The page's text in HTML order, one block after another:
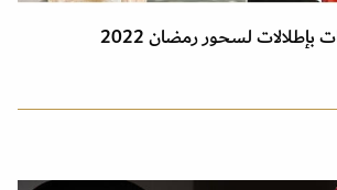
لسحور رمضان 2022